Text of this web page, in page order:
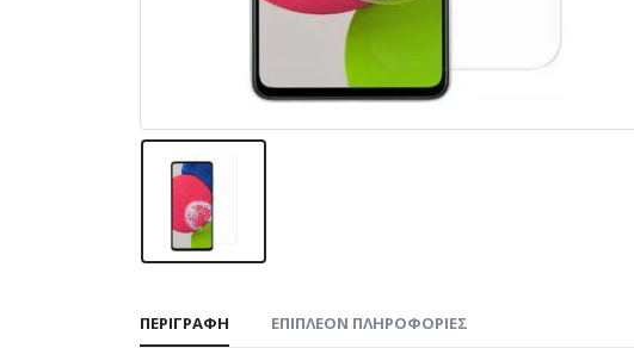
ΠΕΡΙΓΡΑΦΉ ΕΠΙΠΛΈΟΝ ΠΛΗΡΟΦΟΡΊΕΣ